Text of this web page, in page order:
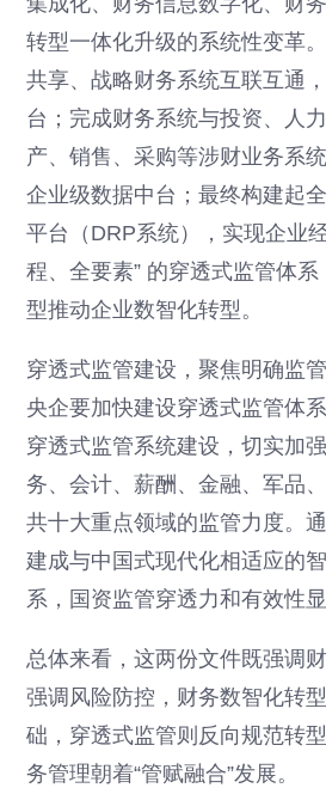
转型一体化升级的系统性变革
共享、战略财务系统互联互通
台；完成财务系统与投资、人
产、销售、采购等涉财业务系
企业级数据中台；最终构建起
平台（DRP系统），实现企业
程、全要素” 的穿透式监管体
型推动企业数智化转型。
穿透式监管建设，聚焦明确监
央企要加快建设穿透式监管体
穿透式监管系统建设，切实加
务、会计、薪酬、金融、军品
共十大重点领域的监管力度。
建成与中国式现代化相适应的
系，国资监管穿透力和有效性显
总体来看，这两份文件既强调
强调风险防控，财务数智化转
础，穿透式监管则反向规范转
务管理朝着“管赋融合”发展。